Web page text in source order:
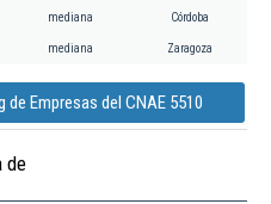
mediana Córdoba
mediana Zaragoza
de Empresas del CNAE 5510
de